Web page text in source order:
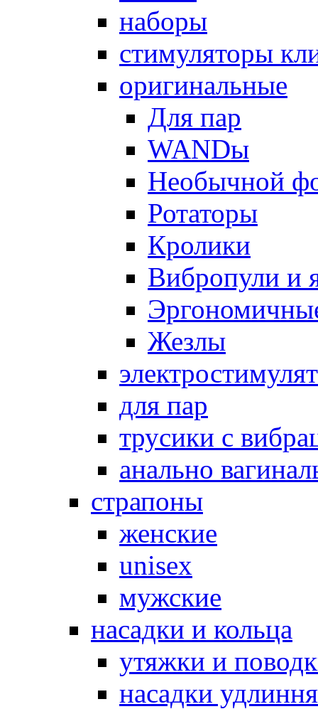
наборы
стимуляторы
оригинальные
Для пар
WANDы
Необычной
Ротаторы
Кролики
Вибропули и
Жезлы
для пар
трусики с
анально
страпоны
женские
unisex
мужские
насадки и кольца
утяжки и
насадки